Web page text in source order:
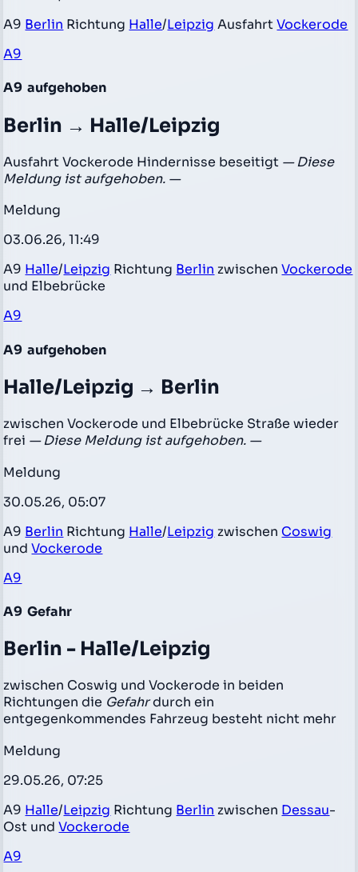
A9 Berlin Richtung Halle/Leipzig AusfahrtVockerode
A9
A9 aufgehoben
Berlin → Halle/Leipzig
Ausfahrt Vockerode Hindernisse beseitigt — Diese
Meldung ist aufgehoben. —
Meldung
03.06.26, 11:49
A9 Halle/Leipzig Richtung Berlin zwischenVockerode
und Elbebrücke
A9
A9 aufgehoben
Halle/Leipzig → Berlin
zwischen Vockerode und Elbebrücke Straße wieder
frei — Diese Meldung ist aufgehoben. —
Meldung
30.05.26, 05:07
A9 Berlin Richtung Halle/Leipzig zwischen Coswig
undVockerode
A9
A9 Gefahr
Berlin - Halle/Leipzig
zwischen Coswig und Vockerode in beiden
Richtungen die Gefahrdurch ein
entgegenkommendes Fahrzeug besteht nicht mehr
Meldung
29.05.26, 07:25
A9 Halle/Leipzig Richtung Berlin zwischen Dessau-
Ost undVockerode
A9